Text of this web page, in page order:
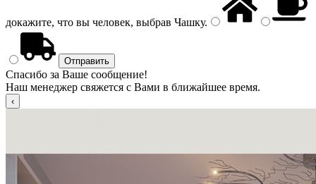
докажите, что вы человек, выбрав Чашку.
Спасибо за Ваше сообщение!
Наш менеджер свяжется с Вами в ближайшее время.